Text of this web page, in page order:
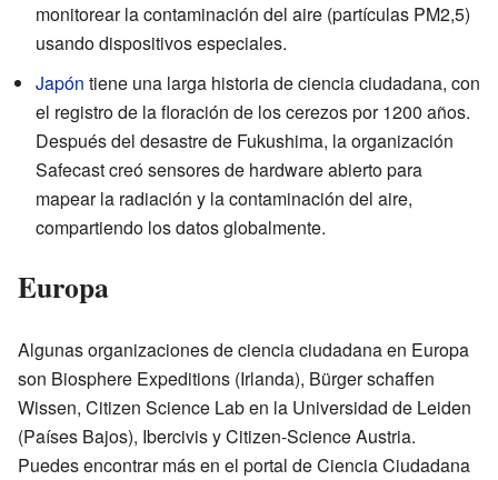
monitorear la contaminación del aire (partículas PM2,5)
usando dispositivos especiales.
Japón tiene una larga historia de ciencia ciudadana, con
el registro de la floración de los cerezos por 1200 años.
Después del desastre de Fukushima, la organización
Safecast creó sensores de hardware abierto para
mapear la radiación y la contaminación del aire,
compartiendo los datos globalmente.
Europa
Algunas organizaciones de ciencia ciudadana en Europa
son Biosphere Expeditions (Irlanda), Bürger schaffen
Wissen, Citizen Science Lab en la Universidad de Leiden
(Países Bajos), Ibercivis y Citizen-Science Austria.
Puedes encontrar más en el portal de Ciencia Ciudadana